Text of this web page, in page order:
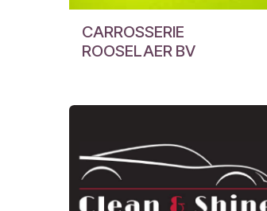
CARROSSERIE
ROOSELAER BV